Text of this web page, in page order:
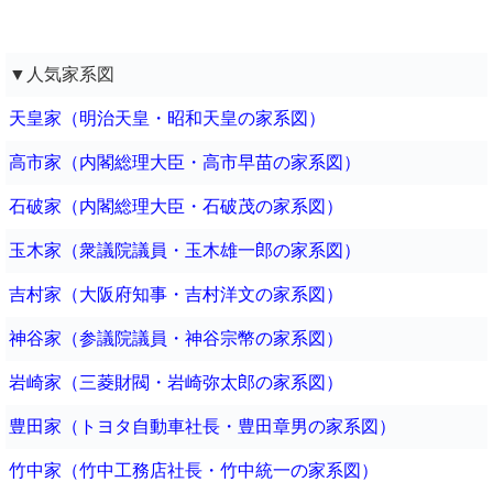
▼人気家系図
天皇家（明治天皇・昭和天皇の家系図）
高市家（内閣総理大臣・高市早苗の家系図）
石破家（内閣総理大臣・石破茂の家系図）
玉木家（衆議院議員・玉木雄一郎の家系図）
吉村家（大阪府知事・吉村洋文の家系図）
神谷家（参議院議員・神谷宗幣の家系図）
岩崎家（三菱財閥・岩崎弥太郎の家系図）
豊田家（トヨタ自動車社長・豊田章男の家系図）
竹中家（竹中工務店社長・竹中統一の家系図）